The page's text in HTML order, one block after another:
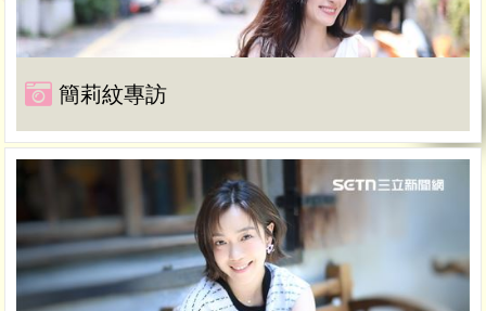
簡莉紋專訪